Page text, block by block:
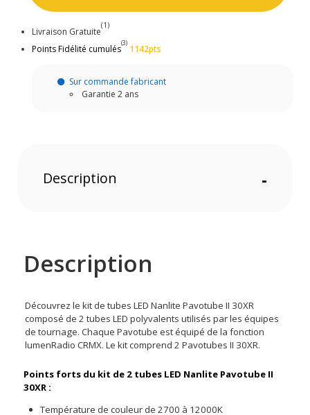
Livraison Gratuite
(1)
Points Fidélité cumulés
(3)
1142pts
Sur commande fabricant
Garantie 2 ans
Description -
Description
Découvrez le kit de tubes LED Nanlite Pavotube II 30XR
composé de 2 tubes LED polyvalents utilisés par les équipes
de tournage. Chaque Pavotube est équipé de la fonction
lumenRadio CRMX. Le kit comprend 2 Pavotubes II 30XR.
Points forts du kit de 2 tubes LED Nanlite Pavotube II
30XR :
Température de couleur de 2700 à 12000K